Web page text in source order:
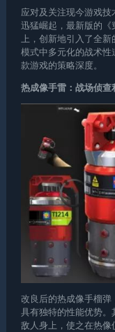
应对及关注现今游戏
迅猛崛起，最新版的《
上，创新地引入了全
模式中多元化的战术
款游戏的策略深度。
热成像手雷：战场侦查
改良后的热成像手榴弹
具有独特的性能优势
敌人身上，使之在热